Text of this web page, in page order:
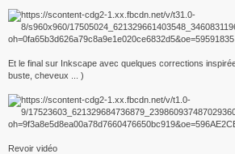
Et le final sur Inkscape avec quelques corrections
buste, cheveux ... )
Revoir vidéo